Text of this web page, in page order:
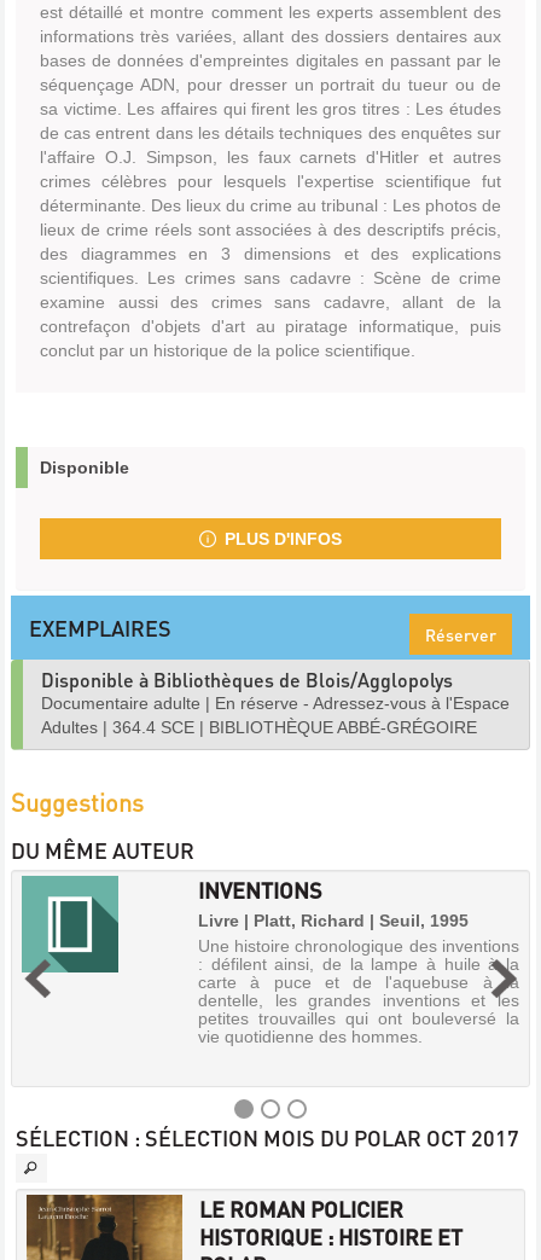
est détaillé et montre comment les experts assemblent des
informations très variées, allant des dossiers dentaires aux
bases de données d'empreintes digitales en passant par le
séquençage ADN, pour dresser un portrait du tueur ou de
sa victime. Les affaires qui firent les gros titres : Les études
de cas entrent dans les détails techniques des enquêtes sur
l'affaire O.J. Simpson, les faux carnets d'Hitler et autres
crimes célèbres pour lesquels l'expertise scientifique fut
déterminante. Des lieux du crime au tribunal : Les photos de
lieux de crime réels sont associées à des descriptifs précis,
des diagrammes en 3 dimensions et des explications
scientifiques. Les crimes sans cadavre : Scène de crime
examine aussi des crimes sans cadavre, allant de la
contrefaçon d'objets d'art au piratage informatique, puis
conclut par un historique de la police scientifique.
Disponible
PLUS D'INFOS
EXEMPLAIRES Réserver
Disponible à Bibliothèques de Blois/Agglopolys
Documentaire adulte | En réserve - Adressez-vous à l'Espace
Adultes | 364.4 SCE | BIBLIOTHÈQUE ABBÉ-GRÉGOIRE
Suggestions
DU MÊME AUTEUR
INVENTIONS
Livre | Platt, Richard | Seuil, 1995
Une histoire chronologique des inventions
: défilent ainsi, de la lampe à huile à la
carte à puce et de l'aquebuse à la
dentelle, les grandes inventions et les
petites trouvailles qui ont bouleversé la
vie quotidienne des hommes.
INVENTIONS
Livre
|
SÉLECTION : SÉLECTION MOIS DU POLAR OCT 2017
LE ROMAN POLICIER
HISTORIQUE : HISTOIRE ET